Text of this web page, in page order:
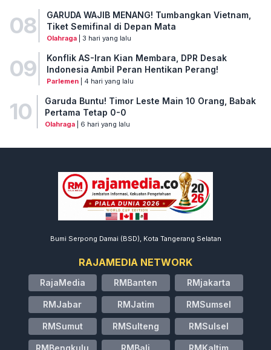
08
GARUDA WAJIB MENANG! Tumbangkan Vietnam,
Tiket Semifinal di Depan Mata
Olahraga| 3 hari yang lalu
09
Konflik AS-Iran Kian Membara, DPR Desak
Indonesia Ambil Peran Hentikan Perang!
Parlemen| 4 hari yang lalu
10
Garuda Buntu! Timor Leste Main 10 Orang, Babak
Pertama Tetap 0-0
Olahraga| 6 hari yang lalu
Bumi Serpong Damai (BSD), Kota Tangerang Selatan
RAJAMEDIA NETWORK
RajaMedia RMBanten RMjakarta
RMJabar RMJatim RMSumsel
RMSumut RMSulteng RMSulsel